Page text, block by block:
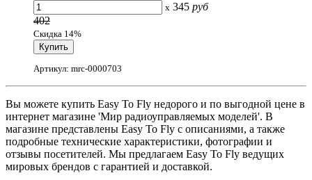
x 345 руб
402
Скидка 14%
Артикул: mrc-0000703
Вы можете купить Easy To Fly недорого и по выгодной цене в
интернет магазине 'Мир радиоуправляемых моделей'. В
магазине представлены Easy To Fly с описаниями, а также
подробные технические характеристики, фотографии и
отзывы посетителей. Мы предлагаем Easy To Fly ведущих
мировых брендов с гарантией и доставкой.